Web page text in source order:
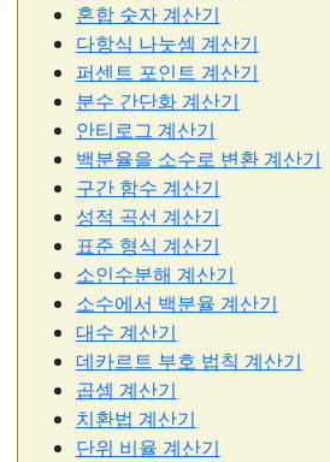
혼합 숫자 계산기
다항식 나눗셈 계산기
퍼센트 포인트 계산기
분수 간단화 계산기
안티로그 계산기
백분율을 소수로 변환 계산기
구간 함수 계산기
성적 곡선 계산기
표준 형식 계산기
소인수분해 계산기
소수에서 백분율 계산기
대수 계산기
데카르트 부호 법칙 계산기
곱셈 계산기
치환법 계산기
단위 비율 계산기